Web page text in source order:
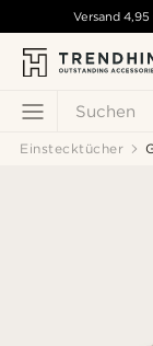
Suchen
Versand 4,95
Einstecktücher